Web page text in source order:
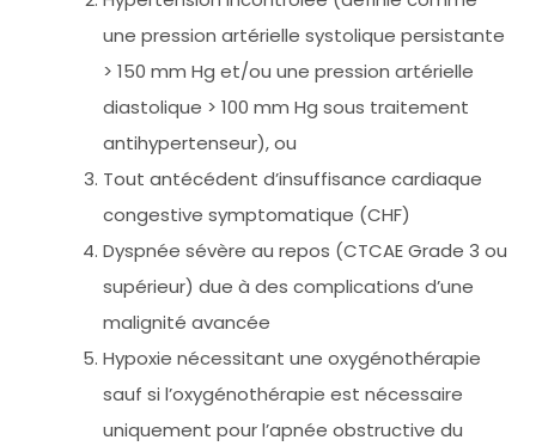
une pression artérielle systolique persistante
> 150 mm Hg et/ou une pression artérielle
diastolique > 100 mm Hg sous traitement
antihypertenseur), ou
Tout antécédent d’insuffisance cardiaque
congestive symptomatique (CHF)
Dyspnée sévère au repos (CTCAE Grade 3 ou
supérieur) due à des complications d’une
malignité avancée
Hypoxie nécessitant une oxygénothérapie
sauf si l’oxygénothérapie est nécessaire
uniquement pour l’apnée obstructive du